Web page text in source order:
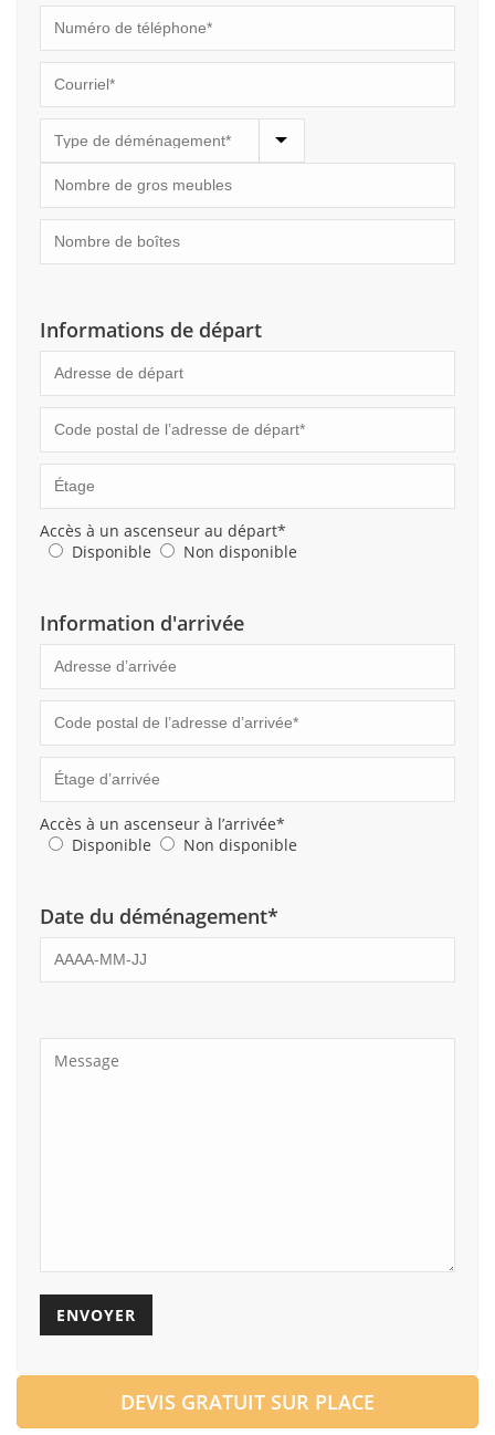
Informations de départ
Accès à un ascenseur au départ*
Disponible
Non disponible
Information d'arrivée
Accès à un ascenseur à l’arrivée*
Disponible
Non disponible
Date du déménagement*
DEVIS GRATUIT SUR PLACE